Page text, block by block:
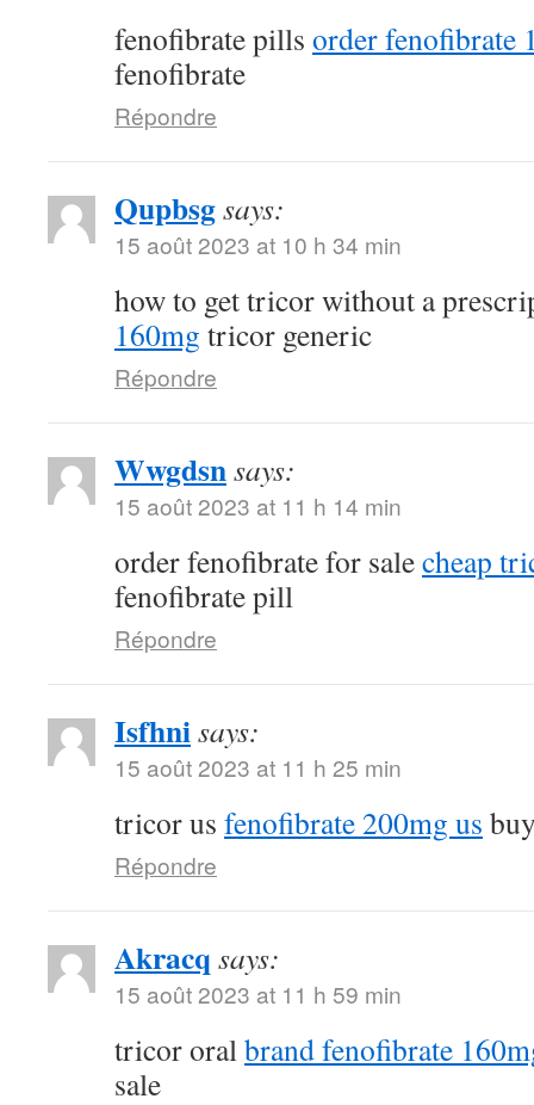
fenofibrate pills order fenofibrate
fenofibrate
Répondre
Qupbsgsays:
15 août 2023 at 10 h 34 min
how to get tricor without a
160mg tricor generic
Répondre
Wwgdsnsays:
15 août 2023 at 11 h 14 min
order fenofibrate for salecheap
fenofibrate pill
Répondre
Isfhnisays:
15 août 2023 at 11 h 25 min
tricor us fenofibrate 200mg us
Répondre
Akracq says:
15 août 2023 at 11 h 59 min
tricor oralbrand fenofibrate
sale